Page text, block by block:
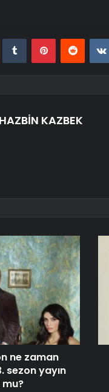
Tumblr PinterestReddit
KAZBEK
ne zaman
sezon yayın